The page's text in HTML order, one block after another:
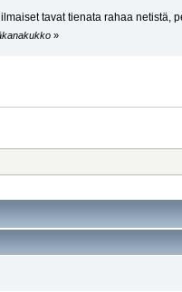
tavat tienata rahaa netistä,
»